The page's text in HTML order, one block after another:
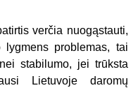
verčia nuogąstauti,
problemas, tai
stabilumo, jei trūksta
Lietuvoje daromų